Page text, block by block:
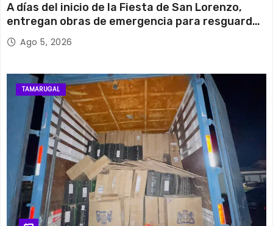
A días del inicio de la Fiesta de San Lorenzo,
entregan obras de emergencia para resguardar
su histórico campanario
Ago 5, 2026
TAMARUGAL